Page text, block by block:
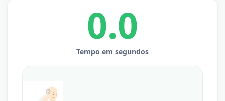
0.0
Tempo em segundos